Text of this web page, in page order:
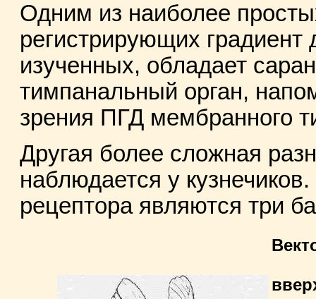
Одним из наиболее
регистрирующих
изученных, обладает
тимпанальный орган,
зрения ПГД мембранного
Другая более сложная
наблюдается у
рецептора являются три